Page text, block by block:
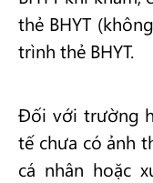
thẻ BHYT
trình thẻ BHYT.
Đối với trường
tế chưa có ảnh
cá nhân hoặc